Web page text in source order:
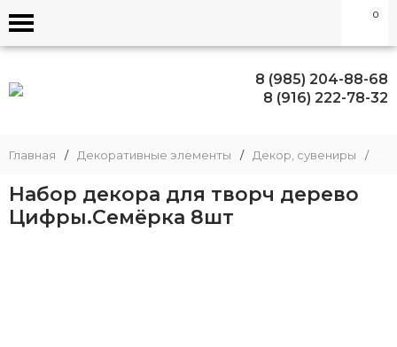
0
8 (985) 204-88-68
8 (916) 222-78-32
Главная / Декоративные элементы / Декор, сувениры /
Набор декора для творч дерево
Цифры.Семёрка 8шт